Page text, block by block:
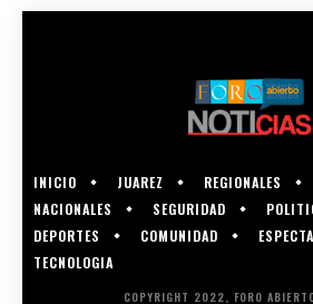
INICIO JUAREZ REGIONALES
NACIONALES
SEGURIDAD
DEPORTES
COMUNIDAD
TECNOLOGIA
COPYRIGHT 2022, FORO